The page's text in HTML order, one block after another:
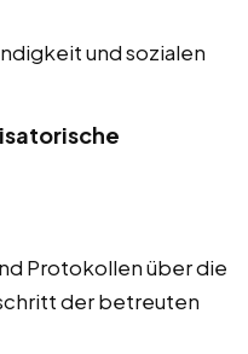
und sozialen
Protokollen über die
der betreuten